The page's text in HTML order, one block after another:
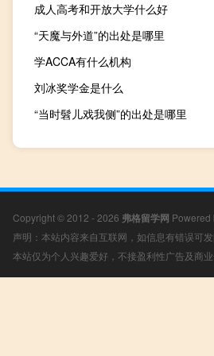
成人高考和开放大学什么好
“天魔与外道”的出处是哪里
学ACCA有什么机构
刘冰奖学金是什么
“当时髫儿戏我侧”的出处是哪里
Copyright © 2012 - 2026 弗格留学网 Powered
声明：本站内容来自互联网，如信息有错误可
本站仅为个人兴趣爱好，不接盈利性广告及商